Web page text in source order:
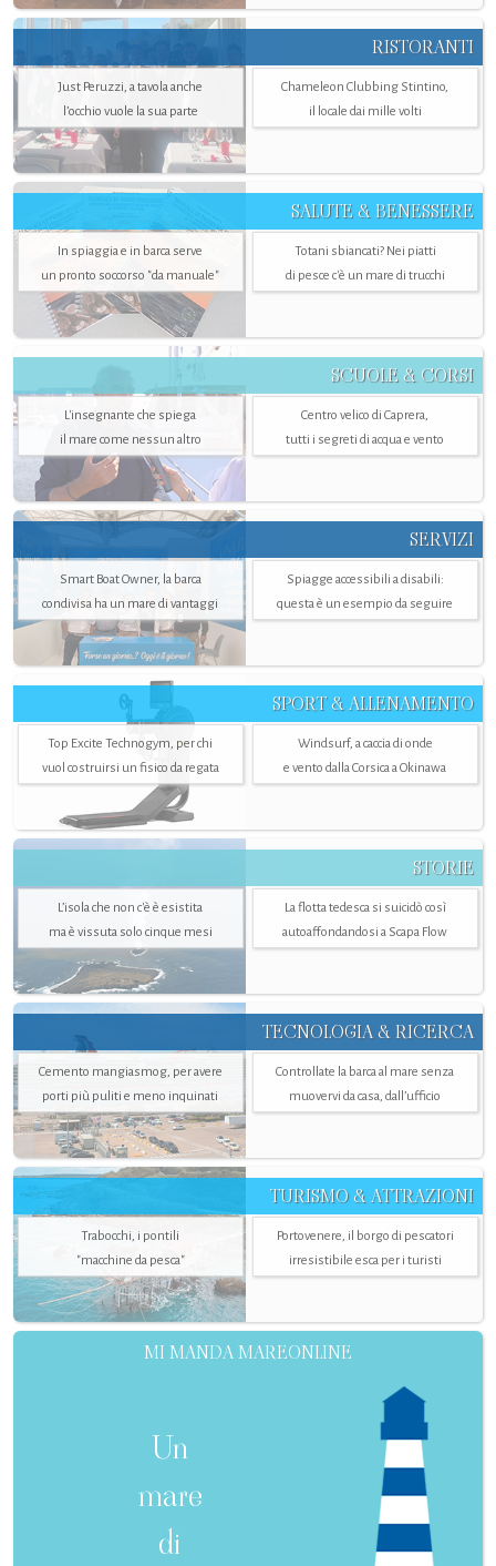
RISTORANTI
Just Peruzzi, a tavola anche
l’occhio vuole la sua parte
Chameleon Clubbing Stintino,
il locale dai mille volti
SALUTE & BENESSERE
In spiaggia e in barca serve
un pronto soccorso "da manuale"
Totani sbiancati? Nei piatti
di pesce c'è un mare di trucchi
SCUOLE & CORSI
L'insegnante che spiega
il mare come nessun altro
Centro velico di Caprera,
tutti i segreti di acqua e vento
SERVIZI
Smart Boat Owner, la barca
condivisa ha un mare di vantaggi
Spiagge accessibili a disabili:
questa è un esempio da seguire
SPORT & ALLENAMENTO
Top Excite Technogym, per chi
vuol costruirsi un fisico da regata
Windsurf, a caccia di onde
e vento dalla Corsica a Okinawa
STORIE
L’isola che non c'è è esistita
ma è vissuta solo cinque mesi
La flotta tedesca si suicidò così
autoaffondandosi a Scapa Flow
TECNOLOGIA & RICERCA
Cemento mangiasmog, per avere
porti più puliti e meno inquinati
Controllate la barca al mare senza
muovervi da casa, dall’ufficio
TURISMO & ATTRAZIONI
Trabocchi, i pontili
"macchine da pesca"
Portovenere, il borgo di pescatori
irresistibile esca per i turisti
MI MANDA MAREONLINE
Un
mare
di